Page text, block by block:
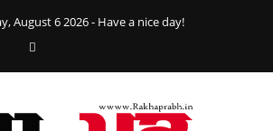
August 6 2026 - Have a nice day!